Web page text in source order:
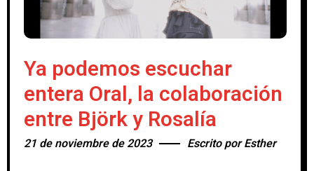
Ya podemos escuchar
entera Oral, la colaboración
entre Björk y Rosalía
21 de noviembre de 2023 Escrito porEsther